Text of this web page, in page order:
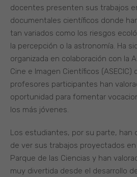
docentes presenten sus trabajos
documentales científicos donde
tan variados como los riesgos
la percepción o la astronomía. Ha
organizada en colaboración con la
Cine e Imagen Científicos
profesores participantes han
oportunidad para fomentar
los más jóvenes.
Los estudiantes, por su parte, han
de ver sus trabajos proyectados
Parque de las Ciencias y han
muy divertida desde el desarrollo